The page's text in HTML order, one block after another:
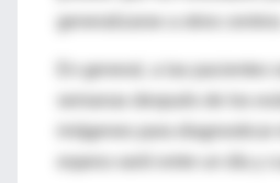
generalizarse a otros centros.
En general, a las pacientes
imágenes para diagnosticar